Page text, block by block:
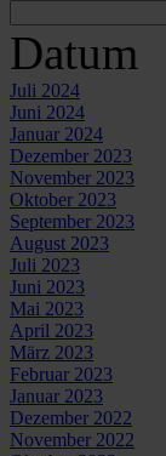
Datum
Juli 2024
Juni 2024
Januar 2024
Dezember 2023
November 2023
Oktober 2023
September 2023
August 2023
Juli 2023
Juni 2023
Mai 2023
April 2023
März 2023
Februar 2023
Januar 2023
Dezember 2022
November 2022